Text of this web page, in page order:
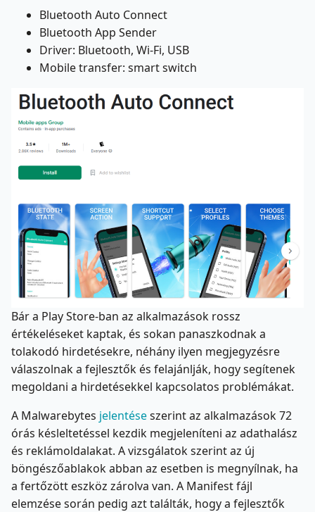
Bluetooth Auto Connect
Bluetooth App Sender
Driver: Bluetooth, Wi-Fi, USB
Mobile transfer: smart switch
Bár a Play Store-ban az alkalmazások rossz
értékeléseket kaptak, és sokan panaszkodnak a
tolakodó hirdetésekre, néhány ilyen megjegyzésre
válaszolnak a fejlesztők és felajánlják, hogy segítenek
megoldani a hirdetésekkel kapcsolatos problémákat.
A Malwarebytes jelentéseszerint az alkalmazások 72
órás késleltetéssel kezdik megjeleníteni az adathalász
és reklámoldalakat. A vizsgálatok szerint az új
böngészőablakok abban az esetben is megnyílnak, ha
a fertőzött eszköz zárolva van. A Manifest fájl
elemzése során pedig azt találták, hogy a fejlesztők